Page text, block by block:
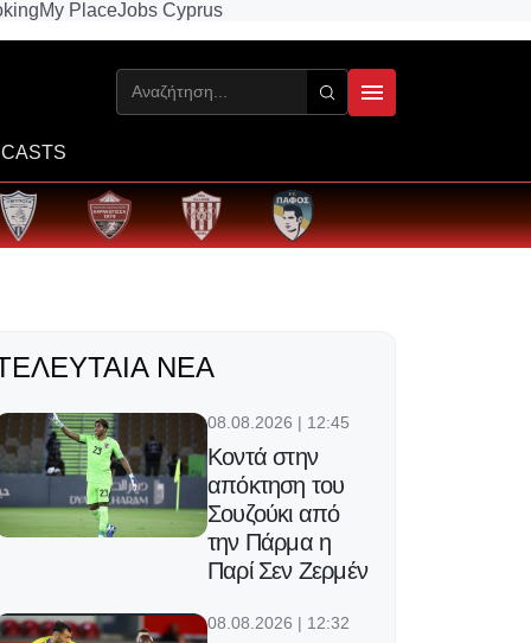
My PlaceJobs Cyprus
ΝΈΑ
08.08.2026 | 12:45
Κοντά στην
απόκτηση του
Σουζούκι από
την Πάρμα η
Παρί Σεν Ζερμέν
08.08.2026 | 12:32